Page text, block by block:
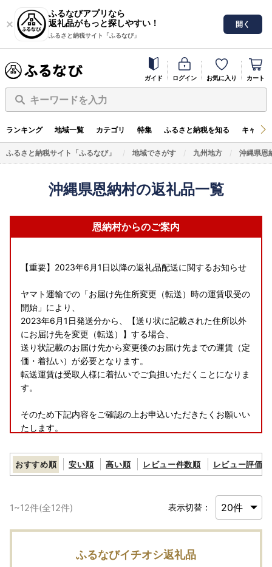
ふるなびアプリなら
返礼品がもっと探しやすい！
ふるさと納税サイト「ふるなび」
開く
ガイド ログイン お気に入り カート
キーワードを入力
ランキング 地域一覧 カテゴリ 特集 ふるさと納税を知る キャン
ふるさと納税サイト「ふるなび」 地域でさがす 九州地方 沖縄県恩
沖縄県恩納村の返礼品一覧
恩納村からのご案内
【重要】2023年6月1日以降の返礼品配送に関するお知らせ
ヤマト運輸での「お届け先住所変更（転送）時の運賃収受の
開始」により、
2023年6月1日発送分から、【送り状に記載された住所以外
にお届け先を変更（転送）】する場合、
送り状記載のお届け先から変更後のお届け先までの運賃（定
価・着払い）が必要となります。
転送運賃は受取人様に着払いでご負担いただくことになりま
す。
そのため下記内容をご確認の上お申込いただきたくお願いい
たします。
確認ください。
・返礼品発送までであればお届け先のご変更は可能のため、
---------------------------------------------------------------
【ワンストップについて】
ワンストップ特例申請書の提出期限は、2027年1月10日必着
おすすめ順 安い順 高い順 レビュー件数順 レビュー評価順
1~12件(全12件) 表示切替：
ふるなびイチオシ返礼品